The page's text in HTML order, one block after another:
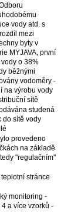
vody atd. s
mezi
byty v
MYJAVA, první
o 38%
běžnými
vodoměry -
na výrobu vody
sítě
studená
do sítě vody
provedeno
na základě
"regulačním"
stránce
monitoring -
a více vzorků -